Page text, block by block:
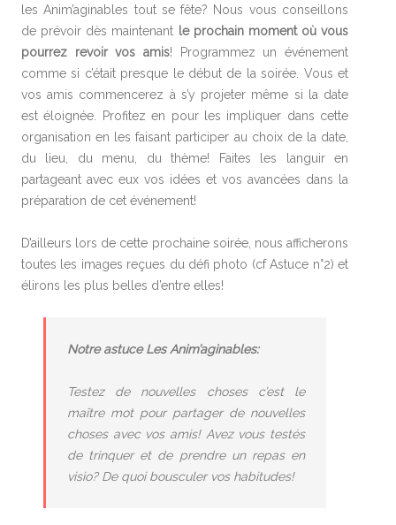
les Anim’aginables tout se fête? Nous vous conseillons
de prévoir dès maintenant le prochain moment où vous
pourrez revoir vos amis! Programmez un événement
comme si c’était presque le début de la soirée. Vous et
vos amis commencerez à s’y projeter même si la date
est éloignée. Profitez en pour les impliquer dans cette
organisation en les faisant participer au choix de la date,
du lieu, du menu, du thème! Faites les languir en
partageant avec eux vos idées et vos avancées dans la
préparation de cet événement!
D’ailleurs lors de cette prochaine soirée, nous afficherons
toutes les images reçues du défi photo (cf Astuce n°2) et
élirons les plus belles d’entre elles!
Notre astuce Les Anim’aginables:
Testez de nouvelles choses c’est le
maître mot pour partager de nouvelles
choses avec vos amis! Avez vous testés
de trinquer et de prendre un repas en
visio? De quoi bousculer vos habitudes!